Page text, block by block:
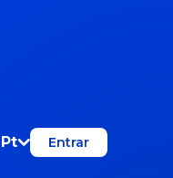
Pt Entrar